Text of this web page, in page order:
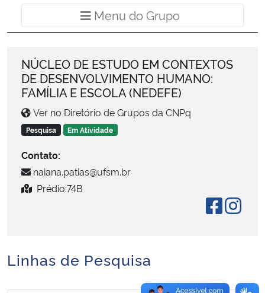
Ministério da Mulher, da Família e dos Direitos Humanos
Secretaria de Governo
Gabinete de Segurança Institucional
Banco Central do Brasil
Menu do Grupo
NÚCLEO DE ESTUDO EM CONTEXTOS
DE DESENVOLVIMENTO HUMANO:
FAMÍLIA E ESCOLA (NEDEFE)
Ver no Diretório de Grupos da CNPq
Pesquisa Em Atividade
Contato:
naiana.patias@ufsm.br
Prédio:74B
Linhas de Pesquisa